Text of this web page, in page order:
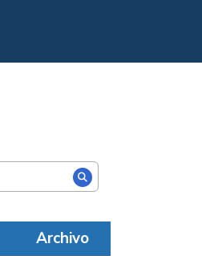
Archivo